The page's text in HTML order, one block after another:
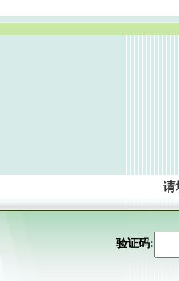
请
验证码: